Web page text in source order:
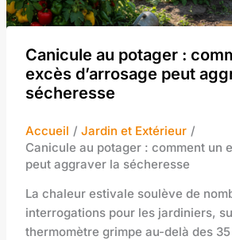
Canicule au potager :
excès d’arrosage peut
sécheresse
Accueil
Jardin et Extérieur
Canicule au potager : comment un
peut aggraver la sécheresse
La chaleur estivale soulève de
interrogations pour les jardiniers,
thermomètre grimpe au-delà des